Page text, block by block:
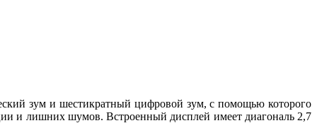
зум и шестикратный цифровой зум, с помощью которого
и лишних шумов. Встроенный дисплей имеет диагональ 2,7